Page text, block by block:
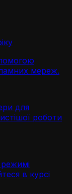
мереж.
для
роботи
режимі
в курсі